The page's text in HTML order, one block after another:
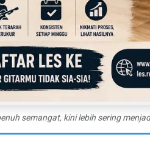
semangat, kini lebih sering